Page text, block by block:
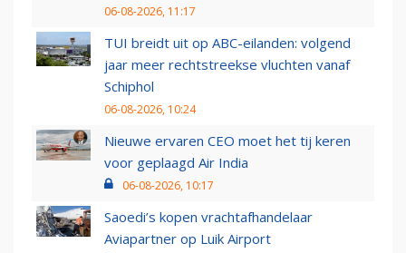
06-08-2026, 11:17
TUI breidt uit op ABC-eilanden: volgend
jaar meer rechtstreekse vluchten vanaf
Schiphol
06-08-2026, 10:24
Nieuwe ervaren CEO moet het tij keren
voor geplaagd Air India
06-08-2026, 10:17
Saoedi’s kopen vrachtafhandelaar
Aviapartner op Luik Airport